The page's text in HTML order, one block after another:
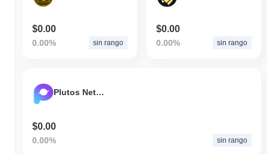
$0.00
0.00% sin rango
$0.00
0.00% sin rango
Plutos Network
$0.00
0.00% sin rango